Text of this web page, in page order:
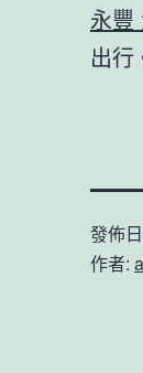
永豐
出行
發佈
作者: